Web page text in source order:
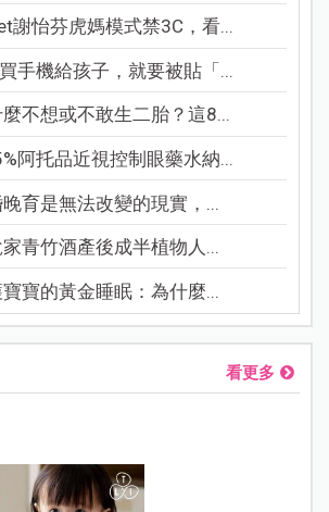
謝怡芬虎媽模式禁3C，看...
手機給孩子，就要被貼「...
不想或不敢生二胎？這8...
阿托品近視控制眼藥水納...
育是無法改變的現實，...
青竹酒產後成半植物人...
寶的黃金睡眠：為什麼...
看更多